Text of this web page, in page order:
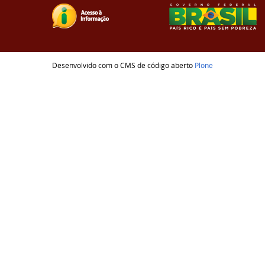
Desenvolvido com o CMS de código aberto Plone